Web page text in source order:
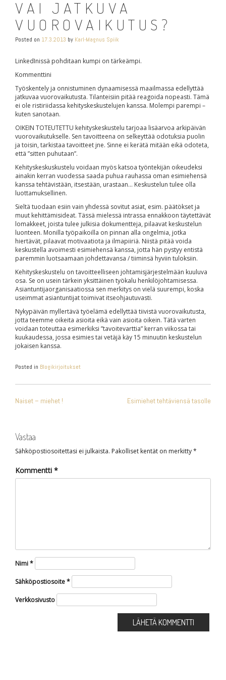
VAI JATKUVA
VUOROVAIKUTUS?
Posted on 17.3.2013 by Karl-Magnus Spiik
LinkedInissä pohditaan kumpi on tärkeämpi.
Kommenttini
Työskentely ja onnistuminen dynaamisessä maailmassa edellyttää
jatkuvaa vuorovaikutusta. Tilanteisiin pitää reagoida nopeasti. Tämä
ei ole ristiriidassa kehityskeskustelujen kanssa. Molempi parempi –
kuten sanotaan.
OIKEIN TOTEUTETTU kehityskeskustelu tarjoaa lisäarvoa arkipäivän
vuorovaikutukselle. Sen tavoitteena on selkeyttää odotuksia puolin
ja toisin, tarkistaa tavoitteet jne. Sinne ei kerätä mitään eikä odoteta,
että ”sitten puhutaan”.
Kehityskeskuskustelu voidaan myös katsoa työntekijän oikeudeksi
ainakin kerran vuodessa saada puhua rauhassa oman esimiehensä
kanssa tehtävistään, itsestään, urastaan… Keskustelun tulee olla
luottamuksellinen.
Sieltä tuodaan esiin vain yhdessä sovitut asiat, esim. päätökset ja
muut kehittämisideat. Tässä mielessä intrassa ennakkoon täytettävät
lomakkeet, joista tulee julkisia dokumentteja, pilaavat keskustelun
luonteen. Monilla työpaikoilla on pinnan alla ongelmia, jotka
hiertävät, pilaavat motivaatiota ja ilmapiiriä. Niistä pitää voida
keskustella avoimesti esimiehensä kanssa, jotta hän pystyy entistä
paremmin luotsaamaan johdettavansa / tiiminsä hyviin tuloksiin.
Kehityskeskustelu on tavoitteelliseen johtamisjärjestelmään kuuluva
osa. Se on usein tärkein yksittäinen työkalu henkilöjohtamisessa.
Asiantuntijaorganisaatiossa sen merkitys on vielä suurempi, koska
useimmat asiantuntijat toimivat itseohjautuvasti.
Nykypäivän myllertävä työelämä edellyttää tiivistä vuorovaikutusta,
jotta teemme oikeita asioita eikä vain asioita oikein. Tätä varten
voidaan toteuttaa esimerkiksi ”tavoitevarttia” kerran viikossa tai
kuukaudessa, jossa esimies tai vetäjä käy 15 minuutin keskustelun
jokaisen kanssa.
Posted in Blogikirjoitukset
SELAUS
Naiset – miehet ! Esimiehet tehtäviensä tasolle
Vastaa
Sähköpostiosoitettasi ei julkaista. Pakolliset kentät on merkitty*
Kommentti *
Nimi*
Sähköpostiosoite*
Verkkosivusto